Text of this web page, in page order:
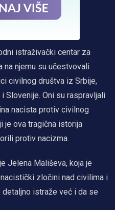
istraživački centar za
na njemu su učestvovali
civilnog društva iz Srbije,
Slovenije. Oni su raspravljali
nacista protiv civilnog
je ova tragična istorija
protiv nacizma.
Jelena Mališeva, koja je
zločini nad civilima i
istraže već i da se